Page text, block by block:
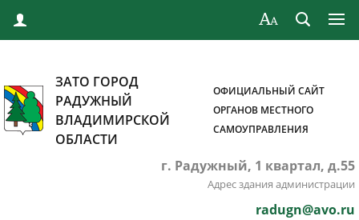
ЗАТО ГОРОД
РАДУЖНЫЙ
ВЛАДИМИРСКОЙ
ОБЛАСТИ
ОФИЦИАЛЬНЫЙ САЙТ
ОРГАНОВ МЕСТНОГО
САМОУПРАВЛЕНИЯ
г. Радужный, 1 квартал, д.55
Адрес здания администрации
radugn@avo.ru